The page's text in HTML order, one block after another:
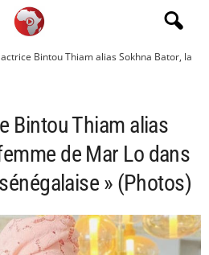
Bintou Thiam alias Sokhna Bator, la
Bintou Thiam alias
de Mar Lo dans
» (Photos)